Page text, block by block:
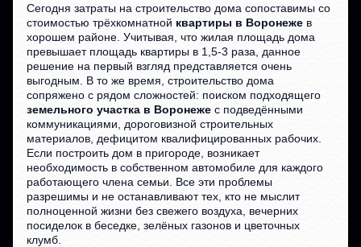
Сегодня затраты на строительство дома сопоставимы со
стоимостью трёхкомнатной квартиры в Воронеже в
хорошем районе. Учитывая, что жилая площадь дома
превышает площадь квартиры в 1,5-3 раза, данное
решение на первый взгляд представляется очень
выгодным. В то же время, строительство дома
сопряжено с рядом сложностей: поиском подходящего
земельного участка в Воронеже с подведёнными
коммуникациями, дороговизной строительных
материалов, дефицитом квалифицированных рабочих.
Если построить дом в пригороде, возникает
необходимость в собственном автомобиле для каждого
работающего члена семьи. Все эти проблемы
разрешимы и не останавливают тех, кто не мыслит
полноценной жизни без свежего воздуха, вечерних
посиделок в беседке, зелёных газонов и цветочных
клумб.